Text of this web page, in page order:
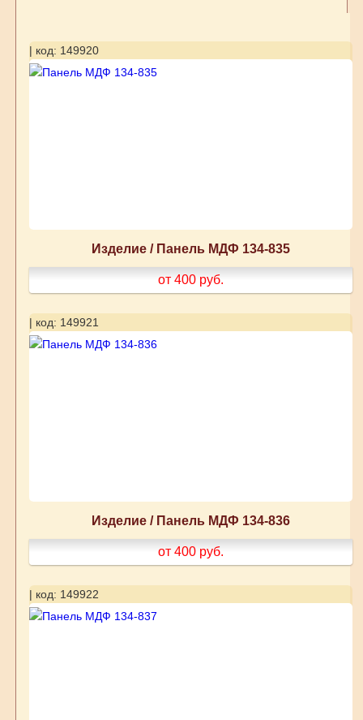
| код: 149920
Изделие / Панель МДФ 134-835
от 400 руб.
| код: 149921
Изделие / Панель МДФ 134-836
от 400 руб.
| код: 149922